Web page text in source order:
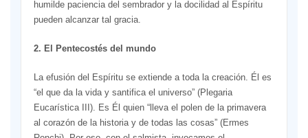
humilde paciencia del sembrador y la docilidad al Espíritu
pueden alcanzar tal gracia.
2. El Pentecostés del mundo
La efusión del Espíritu se extiende a toda la creación. Él es
“el que da la vida y santifica el universo” (Plegaria
Eucarística III). Es Él quien “lleva el polen de la primavera
al corazón de la historia y de todas las cosas” (Ermes